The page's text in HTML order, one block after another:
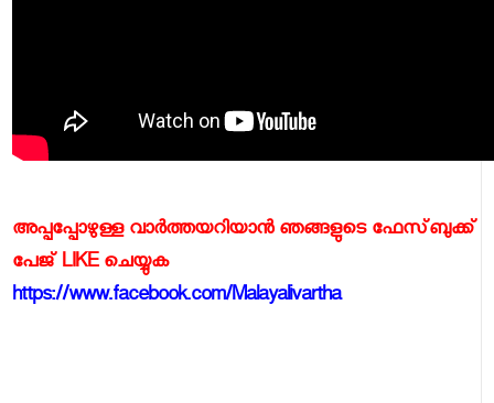
അപ്പപ്പോഴുള്ള വാര്‍ത്തയറിയാന്‍ ഞങ്ങളുടെ ഫേസ്‌ബുക്ക്‌
പേജ് LIKE ചെയ്യുക
https://www.facebook.com/Malayalivartha